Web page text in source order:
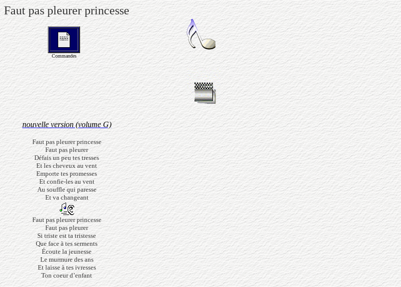
Faut pas pleurer princesse
Commandes
nouvelle version (volume G)
Faut pas pleurer princesse
Faut pas pleurer
Défais un peu tes tresses
Et les cheveux au vent
Emporte tes promesses
Et confie-les au vent
Au souffle qui paresse
Et va changeant
Faut pas pleurer princesse
Faut pas pleurer
Si triste est ta tristesse
Que face à tes serments
Écoute la jeunesse
Le murmure des ans
Et laisse à tes ivresses
Ton coeur d’enfant